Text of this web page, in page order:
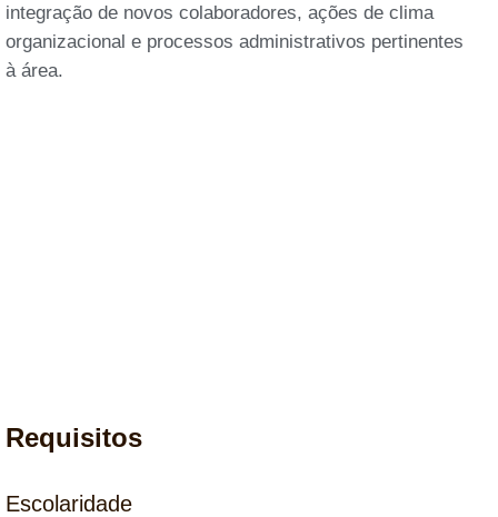
integração de novos colaboradores, ações de clima
organizacional e processos administrativos pertinentes
à área.
Requisitos
Escolaridade